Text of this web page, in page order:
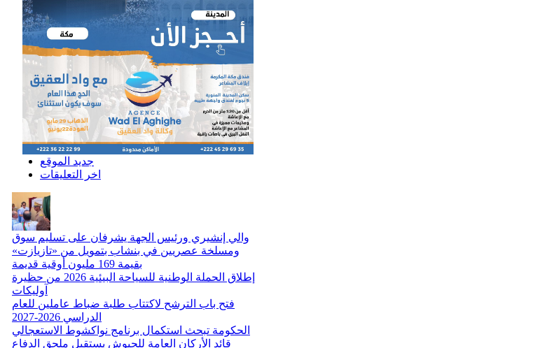
جديد الموقع
اخر التعليقات
والي إنشيري ورئيس الجهة يشرفان على تسليم سوق
ومسلخة عصريين في بنشاب بتمويل من «تازيازت»
بقيمة 169 مليون أوقية قديمة
إطلاق الحملة الوطنية للسياحة البيئية 2026 من حظيرة
آوليكات
فتح باب الترشح لاكتتاب طلبة ضباط عاملين للعام
الدراسي 2026-2027
الحكومة تبحث استكمال برنامج نواكشوط الاستعجالي
قائد الأركان العامة للجيوش يستقبل ملحق الدفاع